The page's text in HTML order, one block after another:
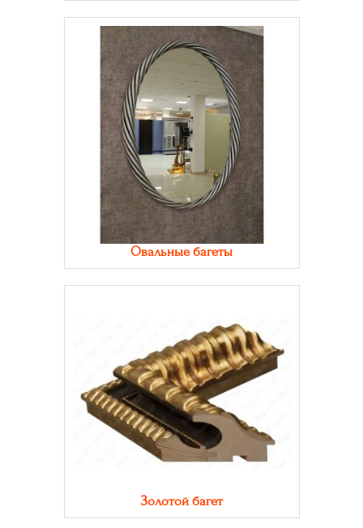
Овальные багеты
Золотой багет